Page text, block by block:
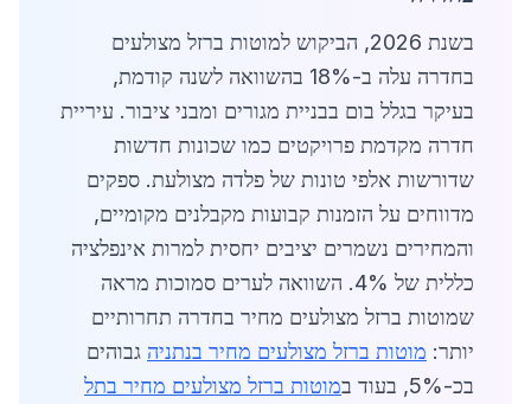
בשנת 2026, הביקוש למוטות ברזל מצולעים
בחדרה עלה ב-18% בהשוואה לשנה קודמת,
בעיקר בגלל בום בבניית מגורים ומבני ציבור. עיריית
חדרה מקדמת פרויקטים כמו שכונות חדשות
שדורשות אלפי טונות של פלדה מצולעת. ספקים
מדווחים על הזמנות קבועות מקבלנים מקומיים,
והמחירים נשמרים יציבים יחסית למרות אינפלציה
כללית של 4%. השוואה לערים סמוכות מראה
שמוטות ברזל מצולעים מחיר בחדרה תחרותיים
יותר: מוטות ברזל מצולעים מחיר בנתניה גבוהים
בכ-5%, בעוד ב
מוטות ברזל מצולעים מחיר בתל